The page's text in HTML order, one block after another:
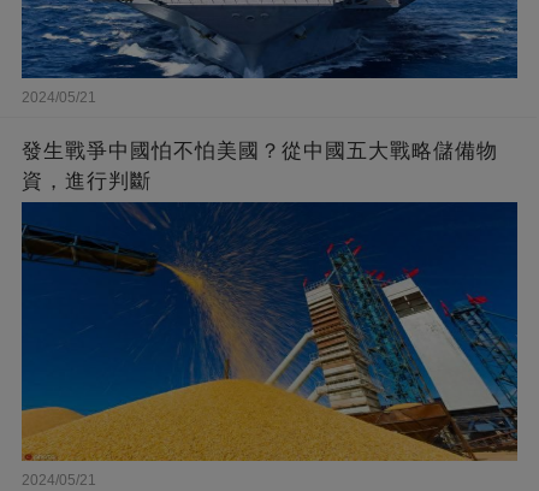
2024/05/21
發生戰爭中國怕不怕美國？從中國五大戰略儲備物
資，進行判斷
2024/05/21